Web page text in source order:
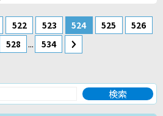
522 523 524 525
526
528 ... 534